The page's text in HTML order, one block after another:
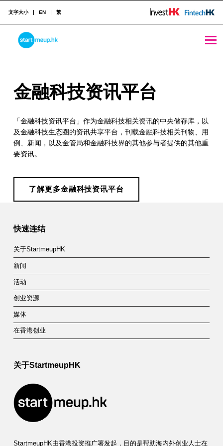
金融科技资讯平台 - StartmeupHK
STARTMEUPHK
STARTMEUPHK FESTIVAL IS THE LEADING STARTUP AND INNOVATION CONFERENCE EVENT IN HONG KONG
文字大小 EN 繁
金
科
技
资
讯
平
金融科技资讯平台
「金融科技资讯平台」作为金融科技相关资讯的中央储存库，以
及金融科技生态圈的资讯共享平台，刊载金融科技相关刊物、用
例、新闻，以及金管局和金融科技界的其他参与者提供的其他重
要资讯。
了解更多金融科技资讯平台
Skip back to main navigation
快速连结
关于StartmeupHK
新闻
活动
创业资源
媒体
在香港创业
关于StartmeupHK
StartmeupHK由香港投资推广署发起，目的是帮助海内外创业人士在